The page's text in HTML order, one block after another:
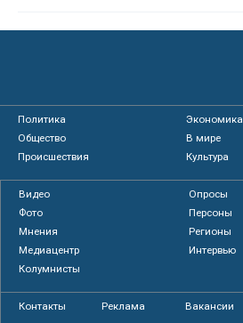
Политика
Экономика
Общество
В мире
Происшествия
Культура
Видео
Опросы
Фото
Персоны
Мнения
Регионы
Медиацентр
Интервью
Колумнисты
Контакты Реклама Вакансии